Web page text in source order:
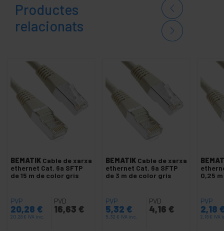
Productes
relacionats
BEMATIK Cable de xarxa
ethernet Cat. 6a SFTP
de 15 m de color gris
PVP
20,28 €
20,28 € IVA inc.
PVD
16,63 €
BEMATIK Cable de xarxa
ethernet Cat. 6a SFTP
de 3 m de color gris
PVP
5,32 €
5,32 € IVA inc.
PVD
4,16 €
0,25
PVP
2,18
2,18 € IVA